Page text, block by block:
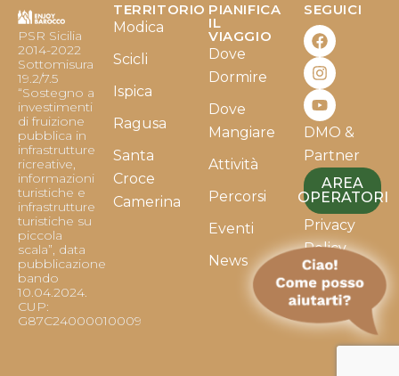
PSR Sicilia
2014-2022
Sottomisura
19.2/7.5
“Sostegno a
investimenti
di fruizione
pubblica in
infrastrutture
ricreative,
informazioni
turistiche e
infrastrutture
turistiche su
piccola
scala”, data
pubblicazione
bando
10.04.2024.
CUP:
G87C24000010009
TERRITORIO
Modica
Scicli
Ispica
Ragusa
Santa
Croce
Camerina
PIANIFICA
IL
VIAGGIO
Dove
Dormire
Dove
Mangiare
Attività
Percorsi
Eventi
News
SEGUICI
F
a
c
e
b
o
o
k
I
n
s
t
a
g
r
a
m
Y
o
u
t
u
b
e
DMO &
Partner
AREA
OPERATORI
Privacy
Policy
Cookie
Policy